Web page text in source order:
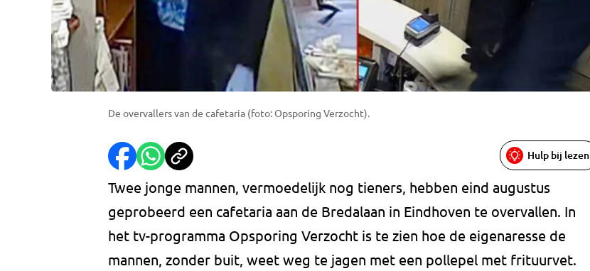
De overvallers van de cafetaria (foto: Opsporing Verzocht).
Hulp bij lezen
Twee jonge mannen, vermoedelijk nog tieners, hebben eind augustus
geprobeerd een cafetaria aan de Bredalaan in Eindhoven te overvallen. In
het tv-programma Opsporing Verzocht is te zien hoe de eigenaresse de
mannen, zonder buit, weet weg te jagen met een pollepel met frituurvet.